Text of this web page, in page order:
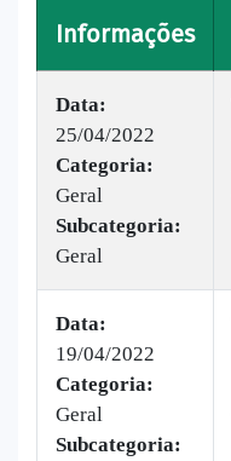
Informações
Data:
25/04/2022
Categoria:
Geral
Subcategoria:
Geral
Data:
19/04/2022
Categoria:
Geral
Subcategoria: